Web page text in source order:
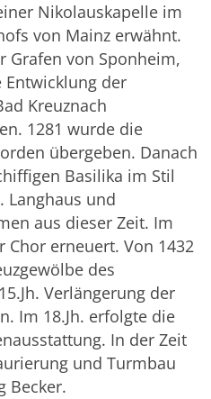
Nikolauskapelle im
von Mainz erwähnt.
Grafen von Sponheim,
der
Kreuznach
1281 wurde die
übergeben. Danach
Basilika im Stil
Langhaus und
aus dieser Zeit. Im
Chor erneuert. Von 1432
des
Verlängerung der
Im 18.Jh. erfolgte die
In der Zeit
und Turmbau
Becker.